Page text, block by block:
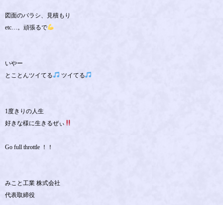
図面のバラシ、見積もり
etc…。頑張るで
いやー
とことんツイてる
ツイてる
1度きりの人生
好きな様に生きるぜぃ
Go full throttle ！！
みこと工業 株式会社
代表取締役